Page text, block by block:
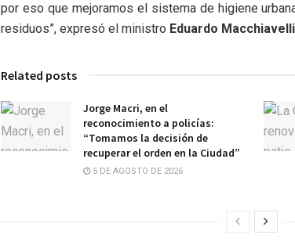
por eso que mejoramos el sistema de higiene
residuos”, expresó el ministro Eduardo
Related posts
Jorge Macri, en el
reconocimiento a policías:
“Tomamos la decisión de
recuperar el orden en la Ciudad”
5 DE AGOSTO DE 2026